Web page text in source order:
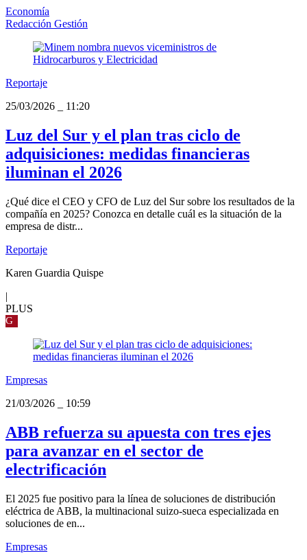
Economía
Redacción Gestión
Reportaje
25/03/2026
11:20
Luz del Sur y el plan tras ciclo de
adquisiciones: medidas financieras
iluminan el 2026
¿Qué dice el CEO y CFO de Luz del Sur sobre los resultados de la
compañía en 2025? Conozca en detalle cuál es la situación de la
empresa de distr...
Reportaje
Karen Guardia Quispe
|
PLUS
G
Empresas
21/03/2026
10:59
ABB refuerza su apuesta con tres ejes
para avanzar en el sector de
electrificación
El 2025 fue positivo para la línea de soluciones de distribución
eléctrica de ABB, la multinacional suizo-sueca especializada en
soluciones de en...
Empresas